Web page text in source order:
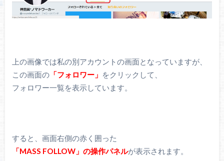
上の画像では私の別アカウントの画面となっていますが、
この画面の「フォロワー」 をクリックして、
フォロワー一覧を表示しています。
すると、画面右側の赤く囲った
「MASS FOLLOW」の操作パネルが表示されます。